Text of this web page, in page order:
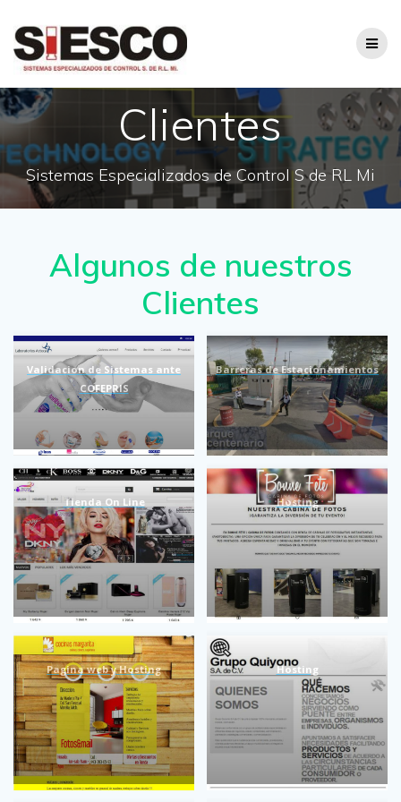
Clientes
Sistemas Especializados de Control S de RL Mi
Algunos de nuestros
Clientes
Validacion de Sistemas ante
COFEPRIS
Barreras de Estacionamientos
Tienda On Line Hosting
Pagina web y Hosting Hosting